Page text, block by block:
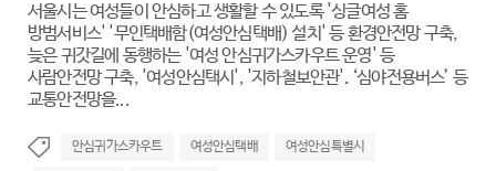
서울시는 여성들이 안심하고 생활할 수 있도록 '싱글여성 홈
방범서비스' '무인택배함(여성안심택배) 설치' 등 환경안전망 구축,
늦은 귀갓길에 동행하는 '여성 안심귀가스카우트 운영' 등
사람안전망 구축, '여성안심택시', '지하철보안관'. ‘심야전용버스’ 등
교통안전망을...
안심귀가스카우트 여성안심택배 여성안심특별시